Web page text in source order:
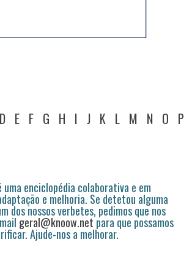
D E F G H I J K L M N O P
uma enciclopédia colaborativa e em
e melhoria. Se detetou alguma
dos nossos verbetes, pedimos que nos
geral@knoow.netpara que possamos
Ajude-nos a melhorar.